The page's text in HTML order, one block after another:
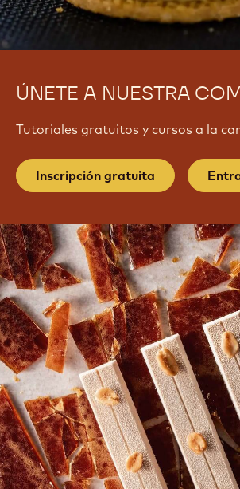
ÚNETE A NUESTRA
Tutoriales gratuitos y cursos a la
Inscripción gratuita